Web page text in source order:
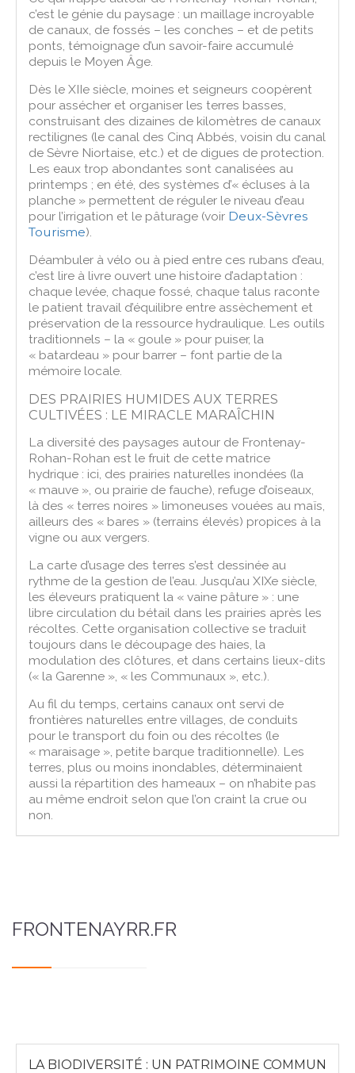
c’est le génie du paysage : un maillage incroyable
de canaux, de fossés – les conches – et de petits
ponts, témoignage d’un savoir-faire accumulé
depuis le Moyen Âge.
Dès le XIIe siècle, moines et seigneurs coopèrent
pour assécher et organiser les terres basses,
construisant des dizaines de kilomètres de canaux
rectilignes (le canal des Cinq Abbés, voisin du canal
de Sèvre Niortaise, etc.) et de digues de protection.
Les eaux trop abondantes sont canalisées au
printemps ; en été, des systèmes d’« écluses à la
planche » permettent de réguler le niveau d’eau
pour l’irrigation et le pâturage (voir Deux-Sèvres
Tourisme).
Déambuler à vélo ou à pied entre ces rubans d’eau,
c’est lire à livre ouvert une histoire d’adaptation :
chaque levée, chaque fossé, chaque talus raconte
le patient travail d’équilibre entre assèchement et
préservation de la ressource hydraulique. Les outils
traditionnels – la « goule » pour puiser, la
« batardeau » pour barrer – font partie de la
mémoire locale.
DES PRAIRIES HUMIDES AUX TERRES
CULTIVÉES : LE MIRACLE MARAÎCHIN
La diversité des paysages autour de Frontenay-
Rohan-Rohan est le fruit de cette matrice
hydrique : ici, des prairies naturelles inondées (la
« mauve », ou prairie de fauche), refuge d’oiseaux,
là des « terres noires » limoneuses vouées au maïs,
ailleurs des « bares » (terrains élevés) propices à la
vigne ou aux vergers.
La carte d’usage des terres s’est dessinée au
rythme de la gestion de l’eau. Jusqu’au XIXe siècle,
les éleveurs pratiquent la « vaine pâture » : une
libre circulation du bétail dans les prairies après les
récoltes. Cette organisation collective se traduit
toujours dans le découpage des haies, la
modulation des clôtures, et dans certains lieux-dits
(« la Garenne », « les Communaux », etc.).
Au fil du temps, certains canaux ont servi de
frontières naturelles entre villages, de conduits
pour le transport du foin ou des récoltes (le
« maraisage », petite barque traditionnelle). Les
terres, plus ou moins inondables, déterminaient
aussi la répartition des hameaux – on n’habite pas
au même endroit selon que l’on craint la crue ou
non.
FRONTENAYRR.FR
LA BIODIVERSITÉ : UN PATRIMOINE COMMUN